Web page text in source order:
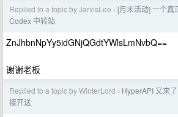
Replied to a topic by JarvisLee › [月末活动] 一个真
Codex 中转站
ZnJhbnNpYy5idGNjQGdtYWlsLmNvbQ==
谢谢老板
Replied to a topic by WinterLord › HyperAPI 又来
接开送